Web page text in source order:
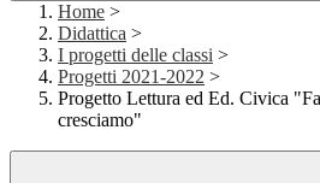
Home >
Didattica >
I progetti delle classi >
Progetti 2021-2022 >
Progetto Lettura ed Ed. Civica
cresciamo"